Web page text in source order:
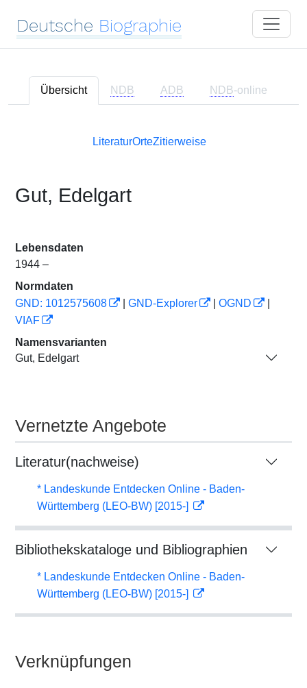
Deutsche Biographie
Übersicht NDB ADB NDB-online
LiteraturOrteZitierweise
Gut, Edelgart
Lebensdaten
1944 –
Normdaten
GND: 1012575608
GND-Explorer OGND
VIAF
Namensvarianten
Gut, Edelgart
Vernetzte Angebote
Literatur(nachweise)
* Landeskunde Entdecken Online - Baden-
Württemberg (LEO-BW) [2015-]
Bibliothekskataloge und Bibliographien
* Landeskunde Entdecken Online - Baden-
Württemberg (LEO-BW) [2015-]
Verknüpfungen